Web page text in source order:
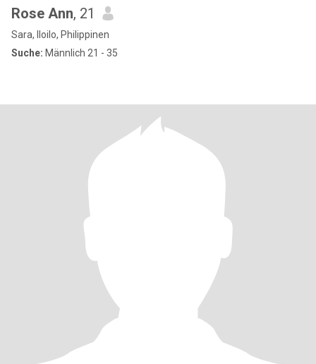
Rose Ann, 21
Sara, Iloilo, Philippinen
Suche: Männlich 21 - 35